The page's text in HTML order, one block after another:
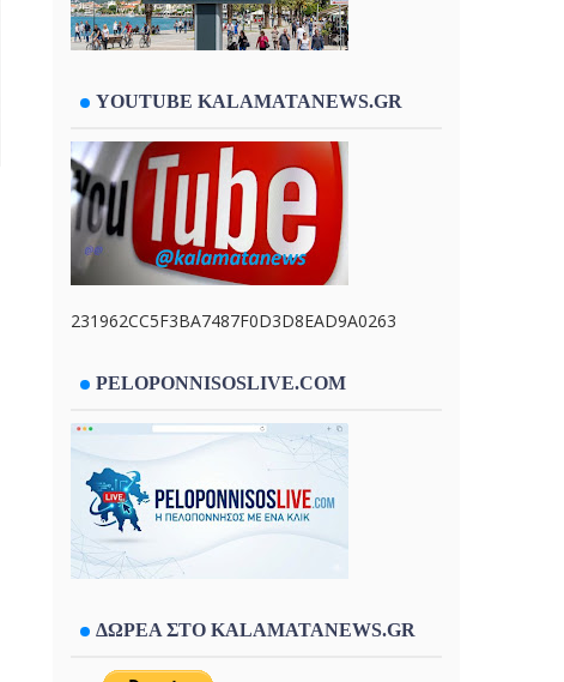
YOUTUBE KALAMATANEWS.GR
231962CC5F3BA7487F0D3D8EAD9A0263
PELOPONNISOSLIVE.COM
ΔΩΡΕΑ ΣΤΟ KALAMATANEWS.GR